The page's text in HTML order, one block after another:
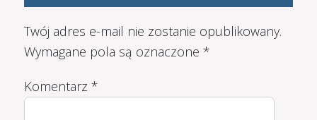
Twój adres e-mail nie zostanie opublikowany.
Wymagane pola są oznaczone *
Komentarz *